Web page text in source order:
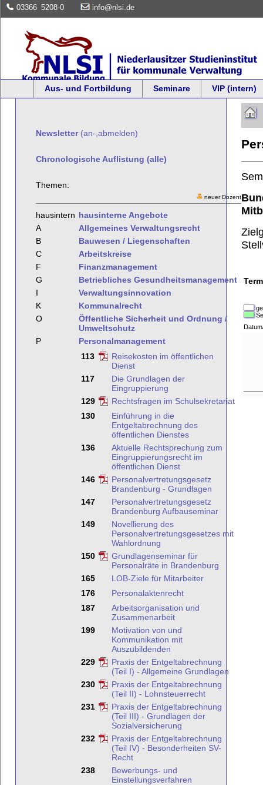
03366 5208-0 info@nlsi.de
Aus- und Fortbildung Seminare VIP (intern)
Newsletter(an-,abmelden)
Chronologische Auflistung (alle)
Themen:
neuer Dozent
hausintern hausinterne Angebote
A
Allgemeines Verwaltungsrecht
B
Bauwesen / Liegenschaften
C
Arbeitskreise
F
Finanzmanagement
G
Betriebliches Gesundheitsmanagement
I
Verwaltungsinnovation
K
Kommunalrecht
O
Öffentliche Sicherheit und Ordnung /
Umweltschutz
P
Personalmanagement
113
Reisekosten im öffentlichen
Dienst
117
Die Grundlagen der
Eingruppierung
129
Rechtsfragen im Schulsekretariat
130
Einführung in die
Entgeltabrechnung des
öffentlichen Dienstes
136
Aktuelle Rechtsprechung zum
Eingruppierungsrecht im
öffentlichen Dienst
146
Personalvertretungsgesetz
Brandenburg - Grundlagen
147
Personalvertretungsgesetz
Brandenburg Aufbauseminar
149
Novellierung des
Personalvertretungsgesetzes mit
Wahlordnung
150
Grundlagenseminar für
Personalräte in Brandenburg
165
LOB-Ziele für Mitarbeiter
176
Personalaktenrecht
187
Arbeitsorganisation und
Zusammenarbeit
199
Motivation von und
Kommunikation mit
Auszubildenden
229
Praxis der Entgeltabrechnung
(Teil I) - Allgemeine Grundlagen
230
Praxis der Entgeltabrechnung
(Teil II) - Lohnsteuerrecht
231
Praxis der Entgeltabrechnung
(Teil III) - Grundlagen der
Sozialversicherung
232
Praxis der Entgeltabrechnung
(Teil IV) - Besonderheiten SV-
Recht
238
Bewerbungs- und
Einstellungsverfahren